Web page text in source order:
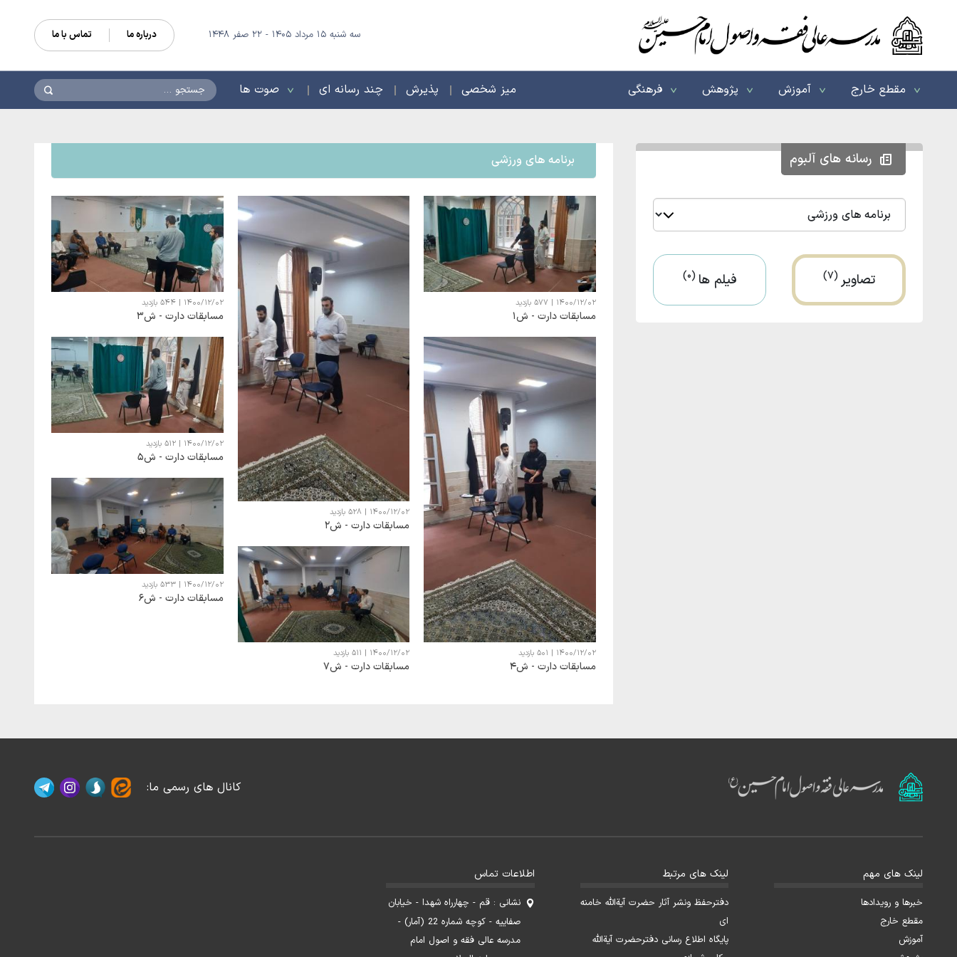
سه شنبه 15 مرداد 1405 - 22 صفر 1448 درباره ما تماس با ما
مقطع خارج آموزش پژوهش فرهنگی میز شخصی پذیرش چند رسانه ای صوت ها جستجو
رسانه های آلبوم
تصاویر (7) فیلم ها (0)
برنامه های ورزشی
1400/12/02
| 577 بازدید
مسابقات دارت - ش1
1400/12/02
| 528 بازدید
مسابقات دارت - ش2
1400/12/02
|544 بازدید
مسابقات دارت - ش3
1400/12/02
| 501 بازدید
مسابقات دارت - ش4
1400/12/02
|512 بازدید
مسابقات دارت - ش5
1400/12/02
|533 بازدید
مسابقات دارت - ش6
1400/12/02
| 511 بازدید
مسابقات دارت - ش7
کانال های رسمی ما:
لینک های مهم
خبرها و رویدادها
مقطع خارج
آموزش
لینک های مرتبط
دفترحفظ ونشر آثار حضرت آیةالله خامنه
ای
پایگاه اطلاع رسانی دفترحضرت آیةالله
اطلاعات تماس
نشانی : قم - چهارراه شهدا - خیابان
صفاییه - کوچه شماره 22 (آمار) -
مدرسه عالی فقه و اصول امام